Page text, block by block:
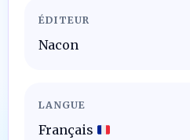
ÉDITEUR
Nacon
LANGUE
Français